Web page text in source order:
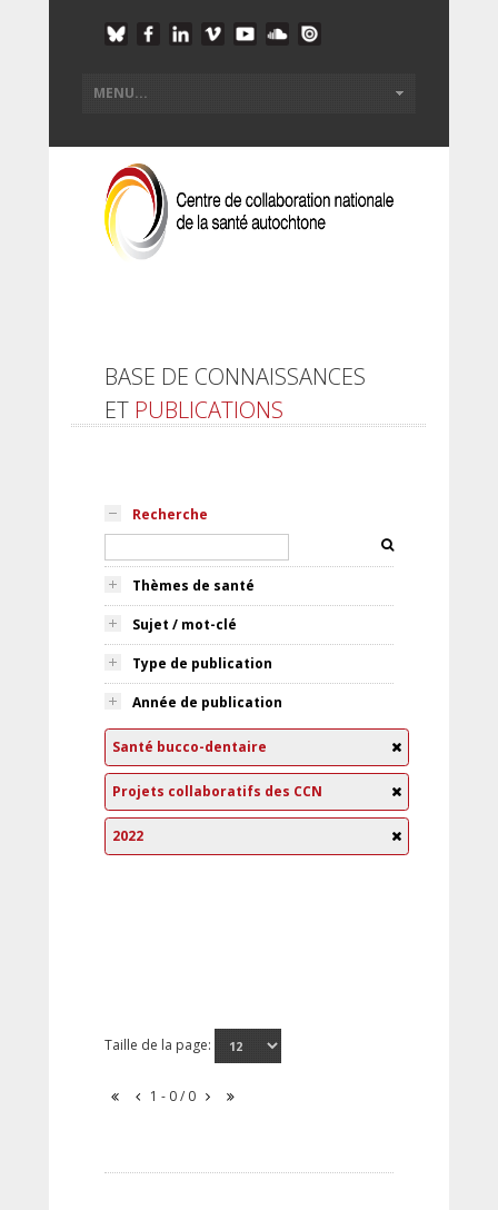
BASE DE CONNAISSANCES
ET PUBLICATIONS
Recherche
Thèmes de santé
Sujet / mot-clé
Type de publication
Année de publication
Santé bucco-dentaire
Projets collaboratifs des CCN
2022
Taille de la page:
1 - 0 / 0